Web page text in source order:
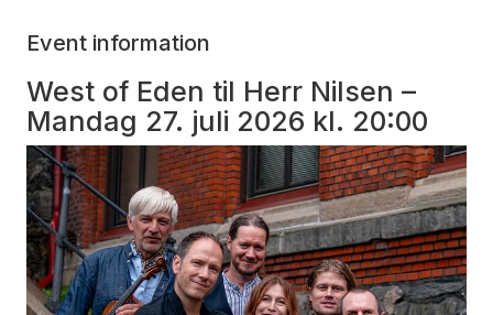
Event information
West of Eden til Herr Nilsen –
Mandag 27. juli 2026 kl. 20:00